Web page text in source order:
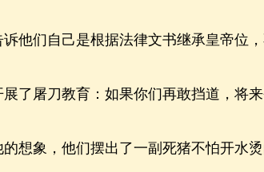
们自己是根据法律文书继承皇帝位，
屠刀教育：如果你们再敢挡道，将来
象，他们摆出了一副死猪不怕开水